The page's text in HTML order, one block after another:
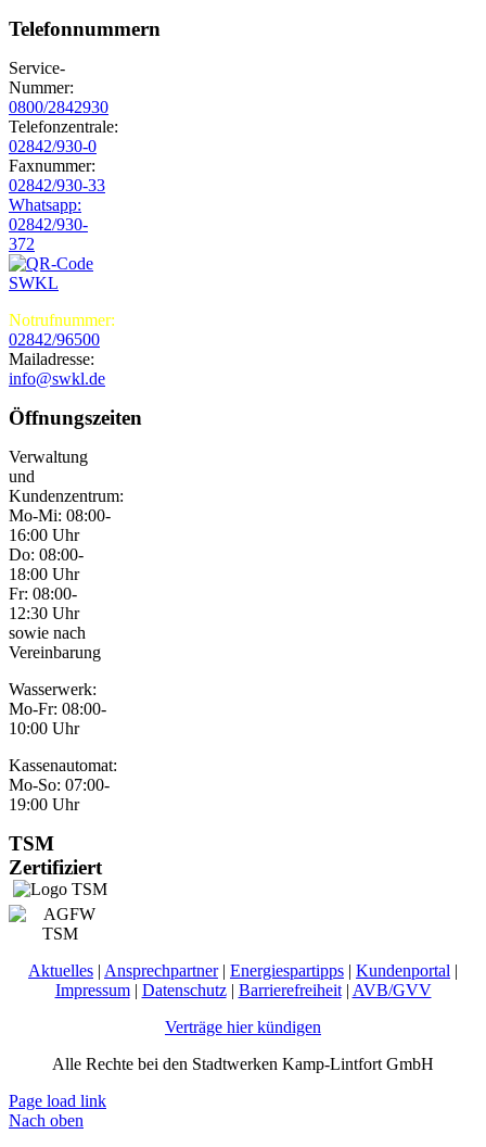
Telefonnummern
Service-
Nummer:
0800/2842930
Telefonzentrale:
02842/930-0
Faxnummer:
02842/930-33
Whatsapp:
02842/930-
372
Notrufnummer:
02842/96500
Mailadresse:
info@swkl.de
Öffnungszeiten
Verwaltung
und
Kundenzentrum:
Mo-Mi: 08:00-
16:00 Uhr
Do: 08:00-
18:00 Uhr
Fr: 08:00-
12:30 Uhr
sowie nach
Vereinbarung
Wasserwerk:
Mo-Fr: 08:00-
10:00 Uhr
Kassenautomat:
Mo-So: 07:00-
19:00 Uhr
TSM
Zertifiziert
Aktuelles | Ansprechpartner| Energiespartipps | Kundenportal |
Impressum| Datenschutz| Barrierefreiheit| AVB/GVV
Verträge hier kündigen
Alle Rechte bei den Stadtwerken Kamp-Lintfort GmbH
Page load link
Nach oben